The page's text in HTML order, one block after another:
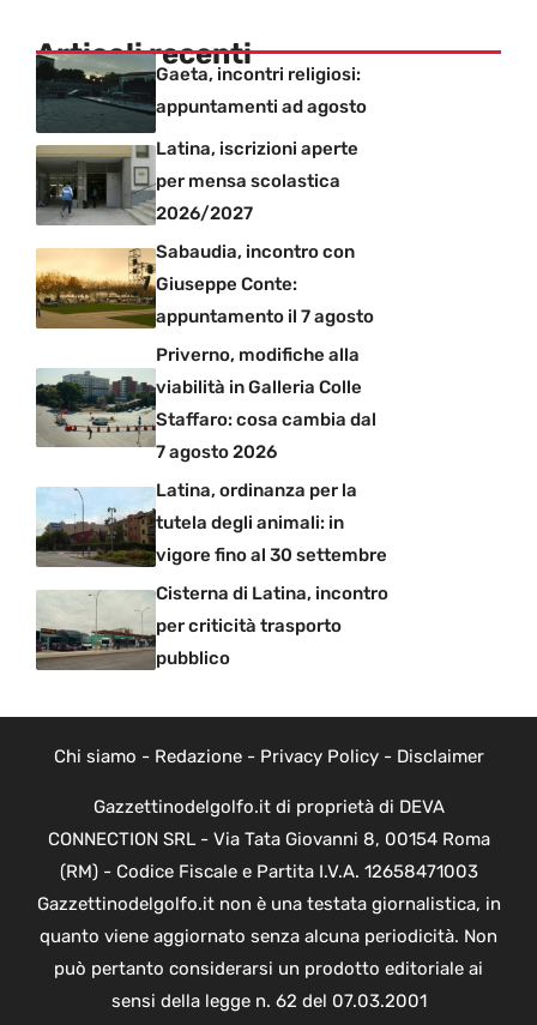
Articoli recenti
Gaeta, incontri religiosi:
appuntamenti ad agosto
Latina, iscrizioni aperte
per mensa scolastica
2026/2027
Sabaudia, incontro con
Giuseppe Conte:
appuntamento il 7 agosto
Priverno, modifiche alla
viabilità in Galleria Colle
Staffaro: cosa cambia dal
7 agosto 2026
Latina, ordinanza per la
tutela degli animali: in
vigore fino al 30 settembre
Cisterna di Latina, incontro
per criticità trasporto
pubblico
Chi siamo - Redazione- Privacy Policy- Disclaimer
Gazzettinodelgolfo.it di proprietà di DEVA
CONNECTION SRL - Via Tata Giovanni 8, 00154 Roma
(RM) - Codice Fiscale e Partita I.V.A. 12658471003
Gazzettinodelgolfo.it non è una testata giornalistica, in
quanto viene aggiornato senza alcuna periodicità. Non
può pertanto considerarsi un prodotto editoriale ai
sensi della legge n. 62 del 07.03.2001